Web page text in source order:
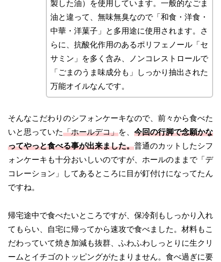
製した油）を使用しています。一般的なごま
油と違って、無味無臭なので「和食・洋食・
中華・洋菓子」と多用途に使用されます。さ
らに、抗酸化作用のあるポリフェノール「セ
サミン」を多く含み、ノンコレストロールで
「ごまのうま味成分も」しっかり抽出された
万能オイルなんです。
そんなこだわりのシフォンケーキなので、前々から食べた
いと思っていた「ホールデコ」を、 今回の行脚で念願かな
ってやっと食べる事が出来ました。普通のカットしたシフ
ォンケーキも十分おいしいのですが、ホールのままで「デ
コレーション」してあるところに目が釘付けになってたん
ですね。
帰宅途中で食べたいところですが、保冷剤もしっかり入れ
てもらい、自宅に帰ってから速攻で食べました。材料もこ
だわっていて焼き加減も抜群、ふわふわしっとりに生クリ
ームとイチゴのトッピングがたまりません。食べ過ぎに要